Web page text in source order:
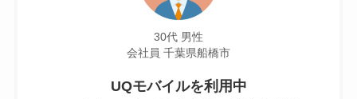
30代 男性
会社員 千葉県船橋市
UQモバイルを利用中